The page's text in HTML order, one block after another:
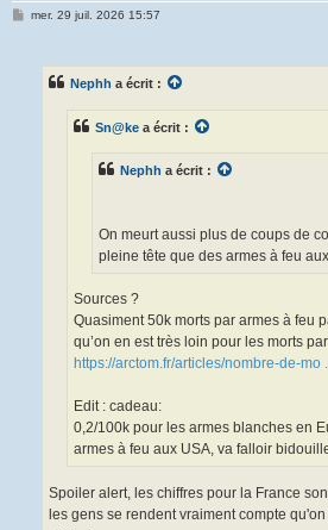
mer. 29 juil. 2026 15:57
Nephh a écrit :
Sn@ke a écrit :
Nephh a écrit :
On meurt aussi plus de coups de
pleine tête que des armes à feu
Sources ?
Quasiment 50k morts par armes à feu
qu’on en est très loin pour les morts
https://arctom.fr/articles/nombre-de-mo
Edit : cadeau:
0,2/100k pour les armes blanches en
armes à feu aux USA, va falloir
Spoiler alert, les chiffres pour la France
les gens se rendent vraiment compte